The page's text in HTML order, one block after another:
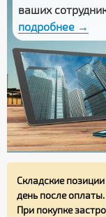
ваших
подробнее →
Складские
день после оплаты.
При покупке